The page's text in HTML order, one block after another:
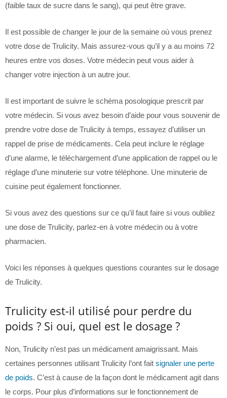
(faible taux de sucre dans le sang), qui peut être grave.
Il est possible de changer le jour de la semaine où vous prenez
votre dose de Trulicity. Mais assurez-vous qu’il y a au moins 72
heures entre vos doses. Votre médecin peut vous aider à
changer votre injection à un autre jour.
Il est important de suivre le schéma posologique prescrit par
votre médecin. Si vous avez besoin d’aide pour vous souvenir de
prendre votre dose de Trulicity à temps, essayez d’utiliser un
rappel de prise de médicaments. Cela peut inclure le réglage
d’une alarme, le téléchargement d’une application de rappel ou le
réglage d’une minuterie sur votre téléphone. Une minuterie de
cuisine peut également fonctionner.
Si vous avez des questions sur ce qu’il faut faire si vous oubliez
une dose de Trulicity, parlez-en à votre médecin ou à votre
pharmacien.
Voici les réponses à quelques questions courantes sur le dosage
de Trulicity.
Trulicity est-il utilisé pour perdre du
poids ? Si oui, quel est le dosage ?
Non, Trulicity n’est pas un médicament amaigrissant. Mais
certaines personnes utilisant Trulicity l’ont fait signaler une perte
de poids. C’est à cause de la façon dont le médicament agit dans
le corps. Pour plus d’informations sur le fonctionnement de